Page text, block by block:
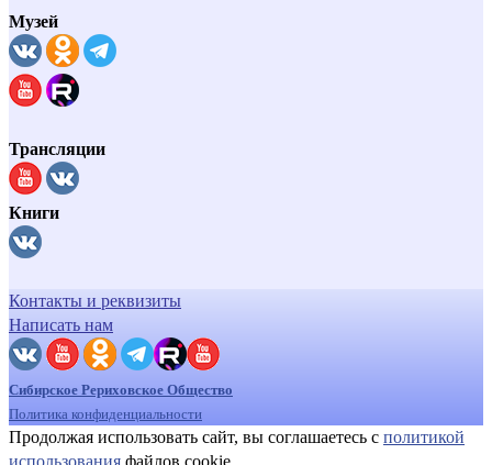
Музей
Трансляции
Книги
Контакты и реквизиты
Написать нам
Сибирское Рериховское Общество
Политика конфиденциальности
Продолжая использовать сайт, вы соглашаетесь с политикой